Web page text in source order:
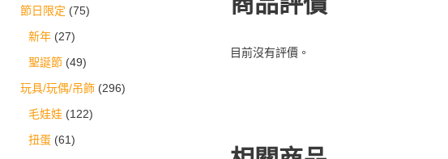
節日限定 (75)
新年 (27)
聖誕節 (49)
玩具/玩偶/吊飾 (296)
毛娃娃 (122)
扭蛋 (61)
目前沒有評價。